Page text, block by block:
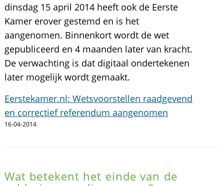
dinsdag 15 april 2014 heeft ook de Eerste
Kamer erover gestemd en is het
aangenomen. Binnenkort wordt de wet
gepubliceerd en 4 maanden later van kracht.
De verwachting is dat digitaal ondertekenen
later mogelijk wordt gemaakt.
Eerstekamer.nl: Wetsvoorstellen raadgevend
en correctief referendum aangenomen
16-04-2014
Wat betekent het einde van de